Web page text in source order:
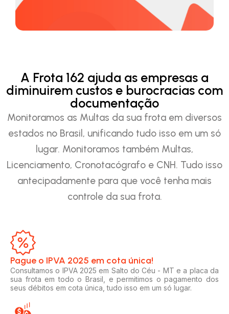
A Frota 162 ajuda as empresas a
diminuirem custos e burocracias com
documentação
Monitoramos as Multas da sua frota em diversos
estados no Brasil, unificando tudo isso em um só
lugar. Monitoramos também Multas,
Licenciamento, Cronotacógrafo e CNH. Tudo isso
antecipadamente para que você tenha mais
controle da sua frota.
Pague o IPVA 2025 em cota única!​
Consultamos o IPVA 2025 em Salto do Céu - MT e a placa da
sua frota em todo o Brasil, e permitimos o pagamento dos
seus débitos em cota única, tudo isso em um só lugar.